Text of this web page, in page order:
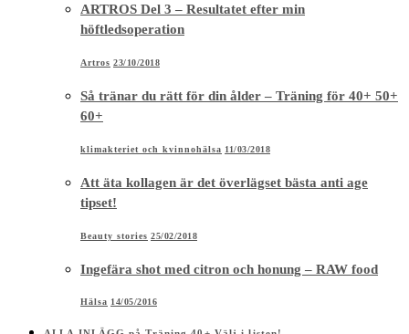
ARTROS Del 3 – Resultatet efter min
höftledsoperation
Artros 23/10/2018
Så tränar du rätt för din ålder – Träning för 40+ 50+
60+
klimakteriet och kvinnohälsa 11/03/2018
Att äta kollagen är det överlägset bästa anti age
tipset!
Beauty stories 25/02/2018
Ingefära shot med citron och honung – RAW food
Hälsa 14/05/2016